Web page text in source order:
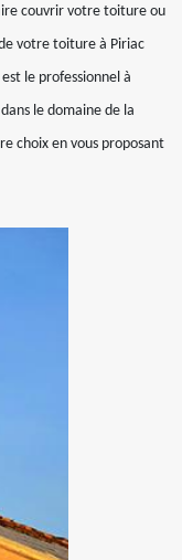
couvrir votre toiture ou
votre toiture à Piriac
le professionnel à
le domaine de la
choix en vous proposant